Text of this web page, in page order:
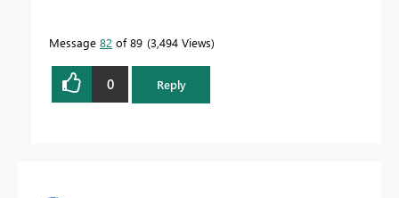
Message 82 of 89 3,494 Views
0 Reply